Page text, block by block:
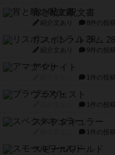
宵と暁の呪文書
紹介文あり 8件の投稿
リスボン・トラム 28
紹介文あり 9件の投稿
アマナイト
1件の投稿
ブラヴェスト
1件の投稿
スペクタキュラー
1件の投稿
スモールワールド